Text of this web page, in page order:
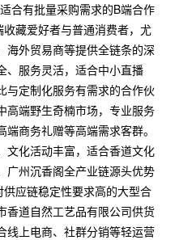
合有批量采购需求的B端合作
藏爱好者与普通消费者，尤
海外贸易商等提供全链条的深
、服务灵活，适合中小直播
与定制化服务有需求的合作伙
高端野生奇楠市场，专业服务
商务礼赠等高端需求客群。
文化活动丰富，适合香道文化
广州沉香阁全产业链源头优势
应链稳定性要求高的大型合
香道自然工艺品有限公司供货
线上电商、社群分销等轻运营